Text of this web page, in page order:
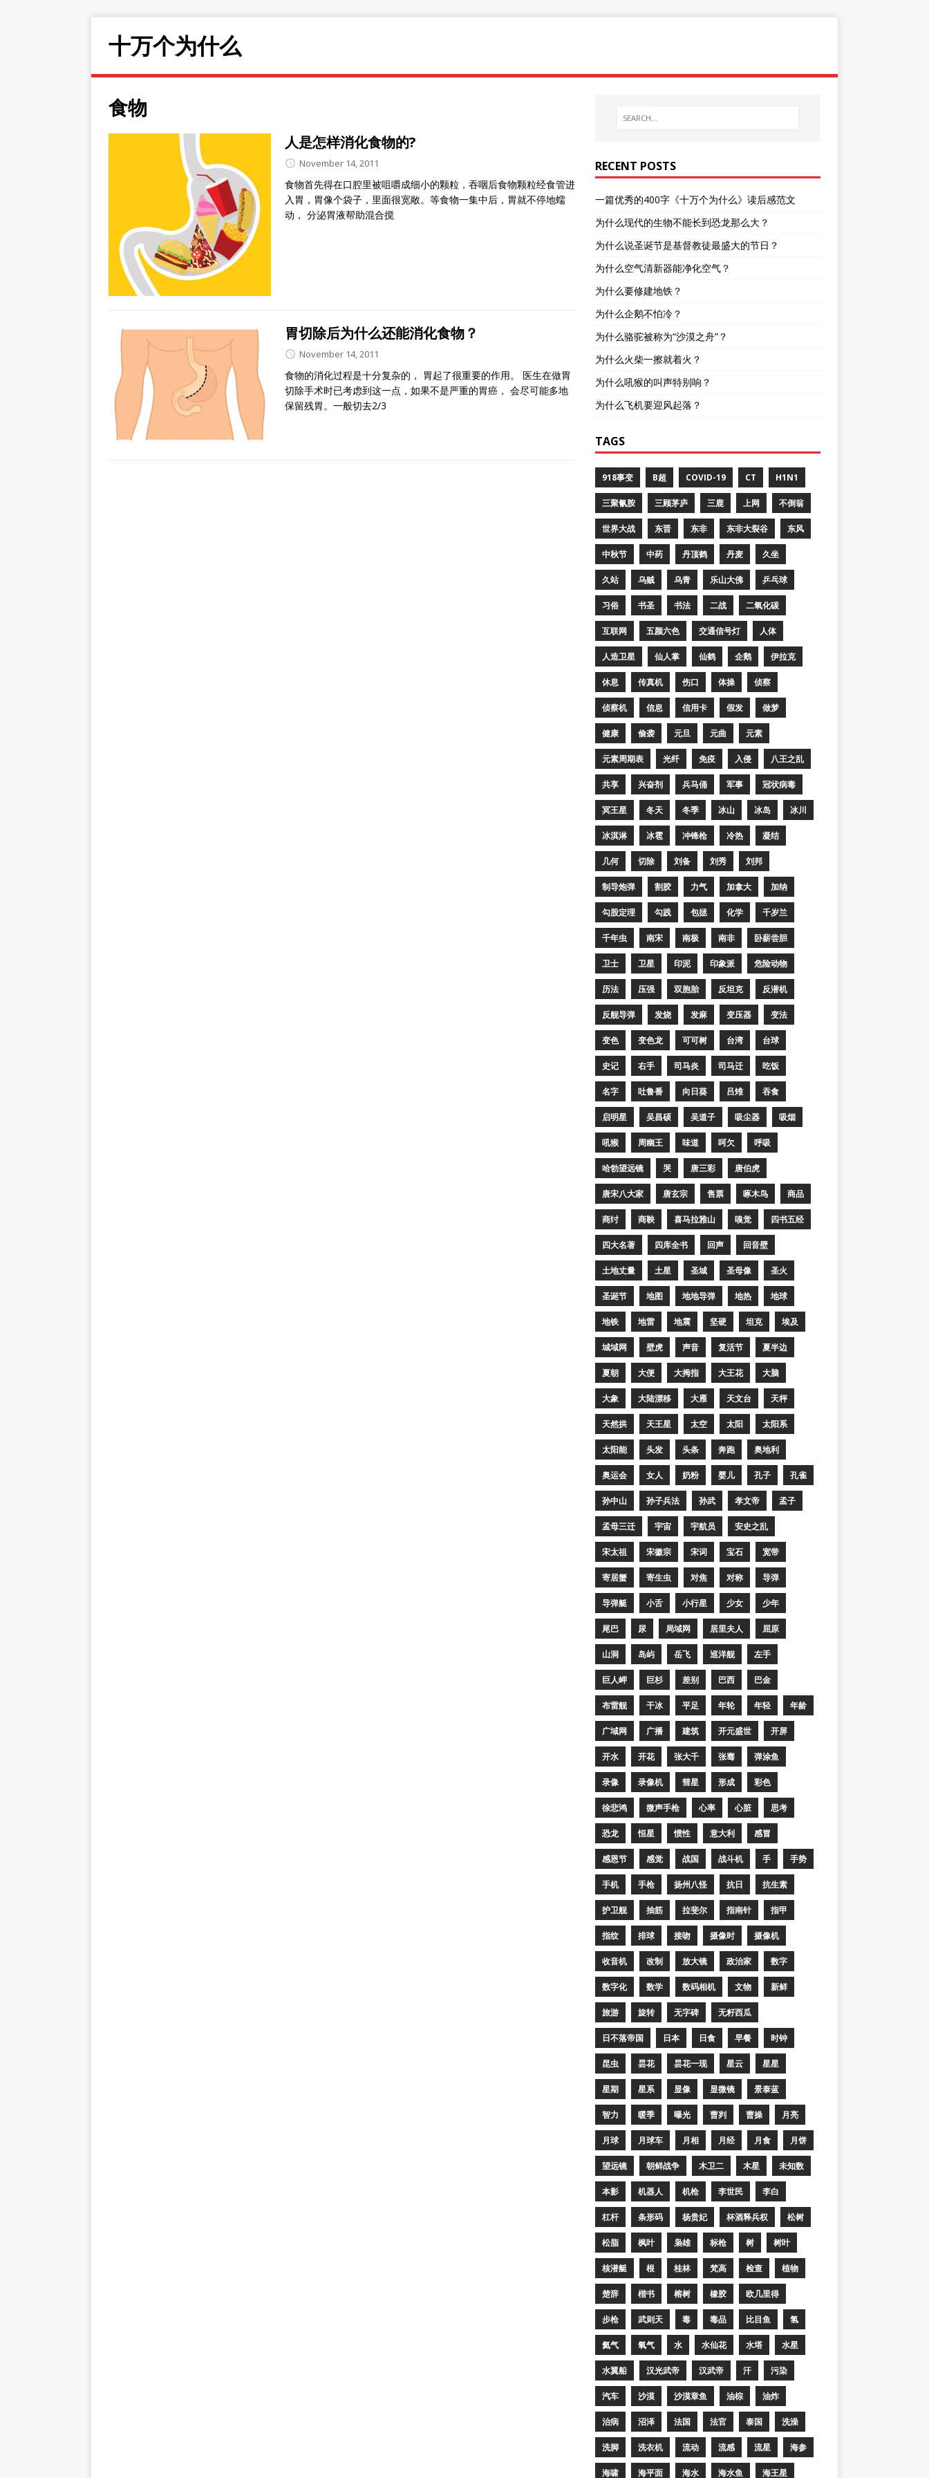
十万个为什么
食物
人是怎样消化食物的?
November 14, 2011
食物首先得在口腔里被咀嚼成细小的颗粒，吞咽后食物颗粒经食管进
入胃，胃像个袋子，里面很宽敞。等食物一集中后，胃就不停地蠕
动， 分泌胃液帮助混合搅
胃切除后为什么还能消化食物？
November 14, 2011
食物的消化过程是十分复杂的， 胃起了很重要的作用。 医生在做胃
切除手术时已考虑到这一点，如果不是严重的胃癌， 会尽可能多地
保留残胃。一般切去2/3
RECENT POSTS
一篇优秀的400字《十万个为什么》读后感范文
为什么现代的生物不能长到恐龙那么大？
为什么说圣诞节是基督教徒最盛大的节日？
为什么空气清新器能净化空气？
为什么要修建地铁？
为什么企鹅不怕冷？
为什么骆驼被称为“沙漠之舟”？
为什么火柴一擦就着火？
为什么吼猴的叫声特别响？
为什么飞机要迎风起落？
TAGS
918事变 B超 COVID-19 CT H1N1
三聚氰胺 三顾茅庐 三鹿 上网 不倒翁
世界大战 东晋 东非 东非大裂谷 东风
中秋节 中药 丹顶鹤 丹麦 久坐
久站 乌贼 乌青 乐山大佛 乒乓球
习俗 书圣 书法 二战 二氧化碳
互联网 五颜六色 交通信号灯 人体
人造卫星 仙人掌 仙鹤 企鹅 伊拉克
休息 传真机 伤口 体操 侦察
侦察机 信息 信用卡 假发 做梦
健康 偷袭 元旦 元曲 元素
元素周期表 光纤 免疫 入侵 八王之乱
共享 兴奋剂 兵马俑 军事 冠状病毒
冥王星 冬天 冬季 冰山 冰岛 冰川
冰淇淋 冰雹 冲锋枪 冷热 凝结
几何 切除 刘备 刘秀 刘邦
制导炮弹 割胶 力气 加拿大 加纳
勾股定理 勾践 包拯 化学 千岁兰
千年虫 南宋 南极 南非 卧薪尝胆
卫士 卫星 印泥 印象派 危险动物
历法 压强 双胞胎 反坦克 反潜机
反舰导弹 发烧 发麻 变压器 变法
变色 变色龙 可可树 台湾 台球
史记 右手 司马炎 司马迁 吃饭
名字 吐鲁番 向日葵 吕雉 吞食
启明星 吴昌硕 吴道子 吸尘器 吸烟
吼猴 周幽王 味道 呵欠 呼吸
哈勃望远镜 哭 唐三彩 唐伯虎
唐宋八大家 唐玄宗 售票 啄木鸟 商品
商纣 商鞅 喜马拉雅山 嗅觉 四书五经
四大名著 四库全书 回声 回音壁
土地丈量 土星 圣城 圣母像 圣火
圣诞节 地图 地地导弹 地热 地球
地铁 地雷 地震 坚硬 坦克 埃及
城域网 壁虎 声音 复活节 夏半边
夏朝 大便 大拇指 大王花 大脑
大象 大陆漂移 大雁 天文台 天枰
天然拱 天王星 太空 太阳 太阳系
太阳能 头发 头条 奔跑 奥地利
奥运会 女人 奶粉 婴儿 孔子 孔雀
孙中山 孙子兵法 孙武 孝文帝 孟子
孟母三迁 宇宙 宇航员 安史之乱
宋太祖 宋徽宗 宋词 宝石 宽带
寄居蟹 寄生虫 对焦 对称 导弹
导弹艇 小舌 小行星 少女 少年
尾巴 尿 局域网 居里夫人 屈原
山洞 岛屿 岳飞 巡洋舰 左手
巨人岬 巨杉 差别 巴西 巴金
布雷舰 干冰 平足 年轮 年轻 年龄
广域网 广播 建筑 开元盛世 开屏
开水 开花 张大千 张骞 弹涂鱼
录像 录像机 彗星 形成 彩色
徐悲鸿 微声手枪 心率 心脏 思考
恐龙 恒星 惯性 意大利 感冒
感恩节 感觉 战国 战斗机 手 手势
手机 手枪 扬州八怪 抗日 抗生素
护卫舰 抽筋 拉斐尔 指南针 指甲
指纹 排球 接吻 摄像时 摄像机
收音机 改制 放大镜 政治家 数字
数字化 数学 数码相机 文物 新鲜
旅游 旋转 无字碑 无籽西瓜
日不落帝国 日本 日食 早餐 时钟
昆虫 昙花 昙花一现 星云 星星
星期 星系 显像 显微镜 景泰蓝
智力 暖季 曝光 曹刿 曹操 月亮
月球 月球车 月相 月经 月食 月饼
望远镜 朝鲜战争 木卫二 木星 未知数
本影 机器人 机枪 李世民 李白
杠杆 条形码 杨贵妃 杯酒释兵权 松树
松脂 枫叶 枭雄 标枪 树 树叶
核潜艇 根 桂林 梵高 检查 植物
楚辞 楷书 榕树 橡胶 欧几里得
步枪 武则天 毒 毒品 比目鱼 氢
氦气 氧气 水 水仙花 水塔 水星
水翼船 汉光武帝 汉武帝 汗 污染
汽车 沙漠 沙漠章鱼 油棕 油炸
治病 沼泽 法国 法官 泰国 洗澡
洗脚 洗衣机 流动 流感 流星 海参
海啸 海平面 海水 海水鱼 海王星